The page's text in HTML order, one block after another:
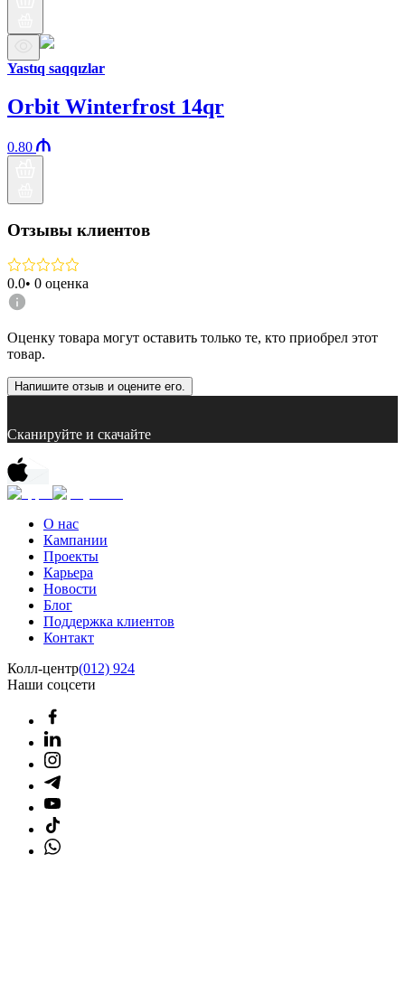
Yastıq saqqızlar
Orbit Winterfrost 14qr
0.80
Отзывы клиентов
0.0• 0 оценка
Оценку товара могут оставить только те, кто приобрел этот
товар.
Напишите отзыв и оцените его.
Сканируйте и скачайте
О нас
Кампании
Проекты
Карьера
Новости
Блог
Поддержка клиентов
Контакт
Колл-центр(012) 924
Наши соцсети